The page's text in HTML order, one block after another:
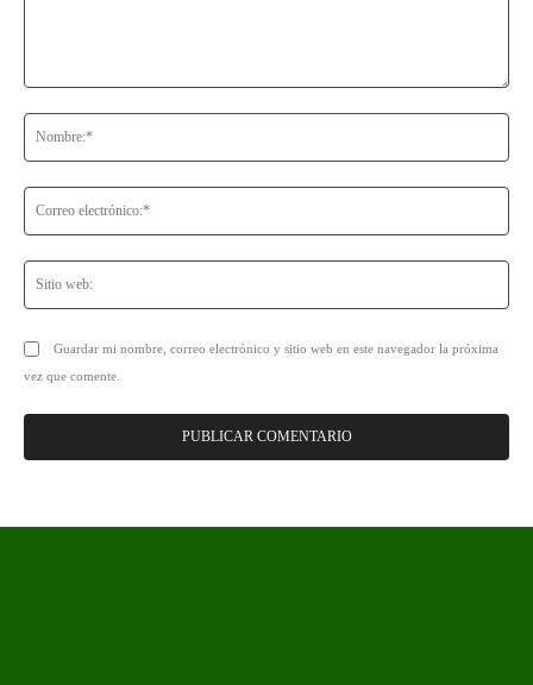
Guardar mi nombre, correo electrónico y sitio web en este navegador la próxima
vez que comente.